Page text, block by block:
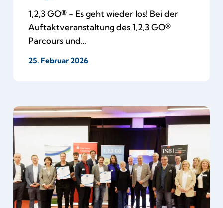
1,2,3 GO® - Es geht wieder los! Bei der
Auftaktveranstaltung des 1,2,3 GO®
Parcours und…
25. Februar 2026
Abschlussveranstaltung
2025